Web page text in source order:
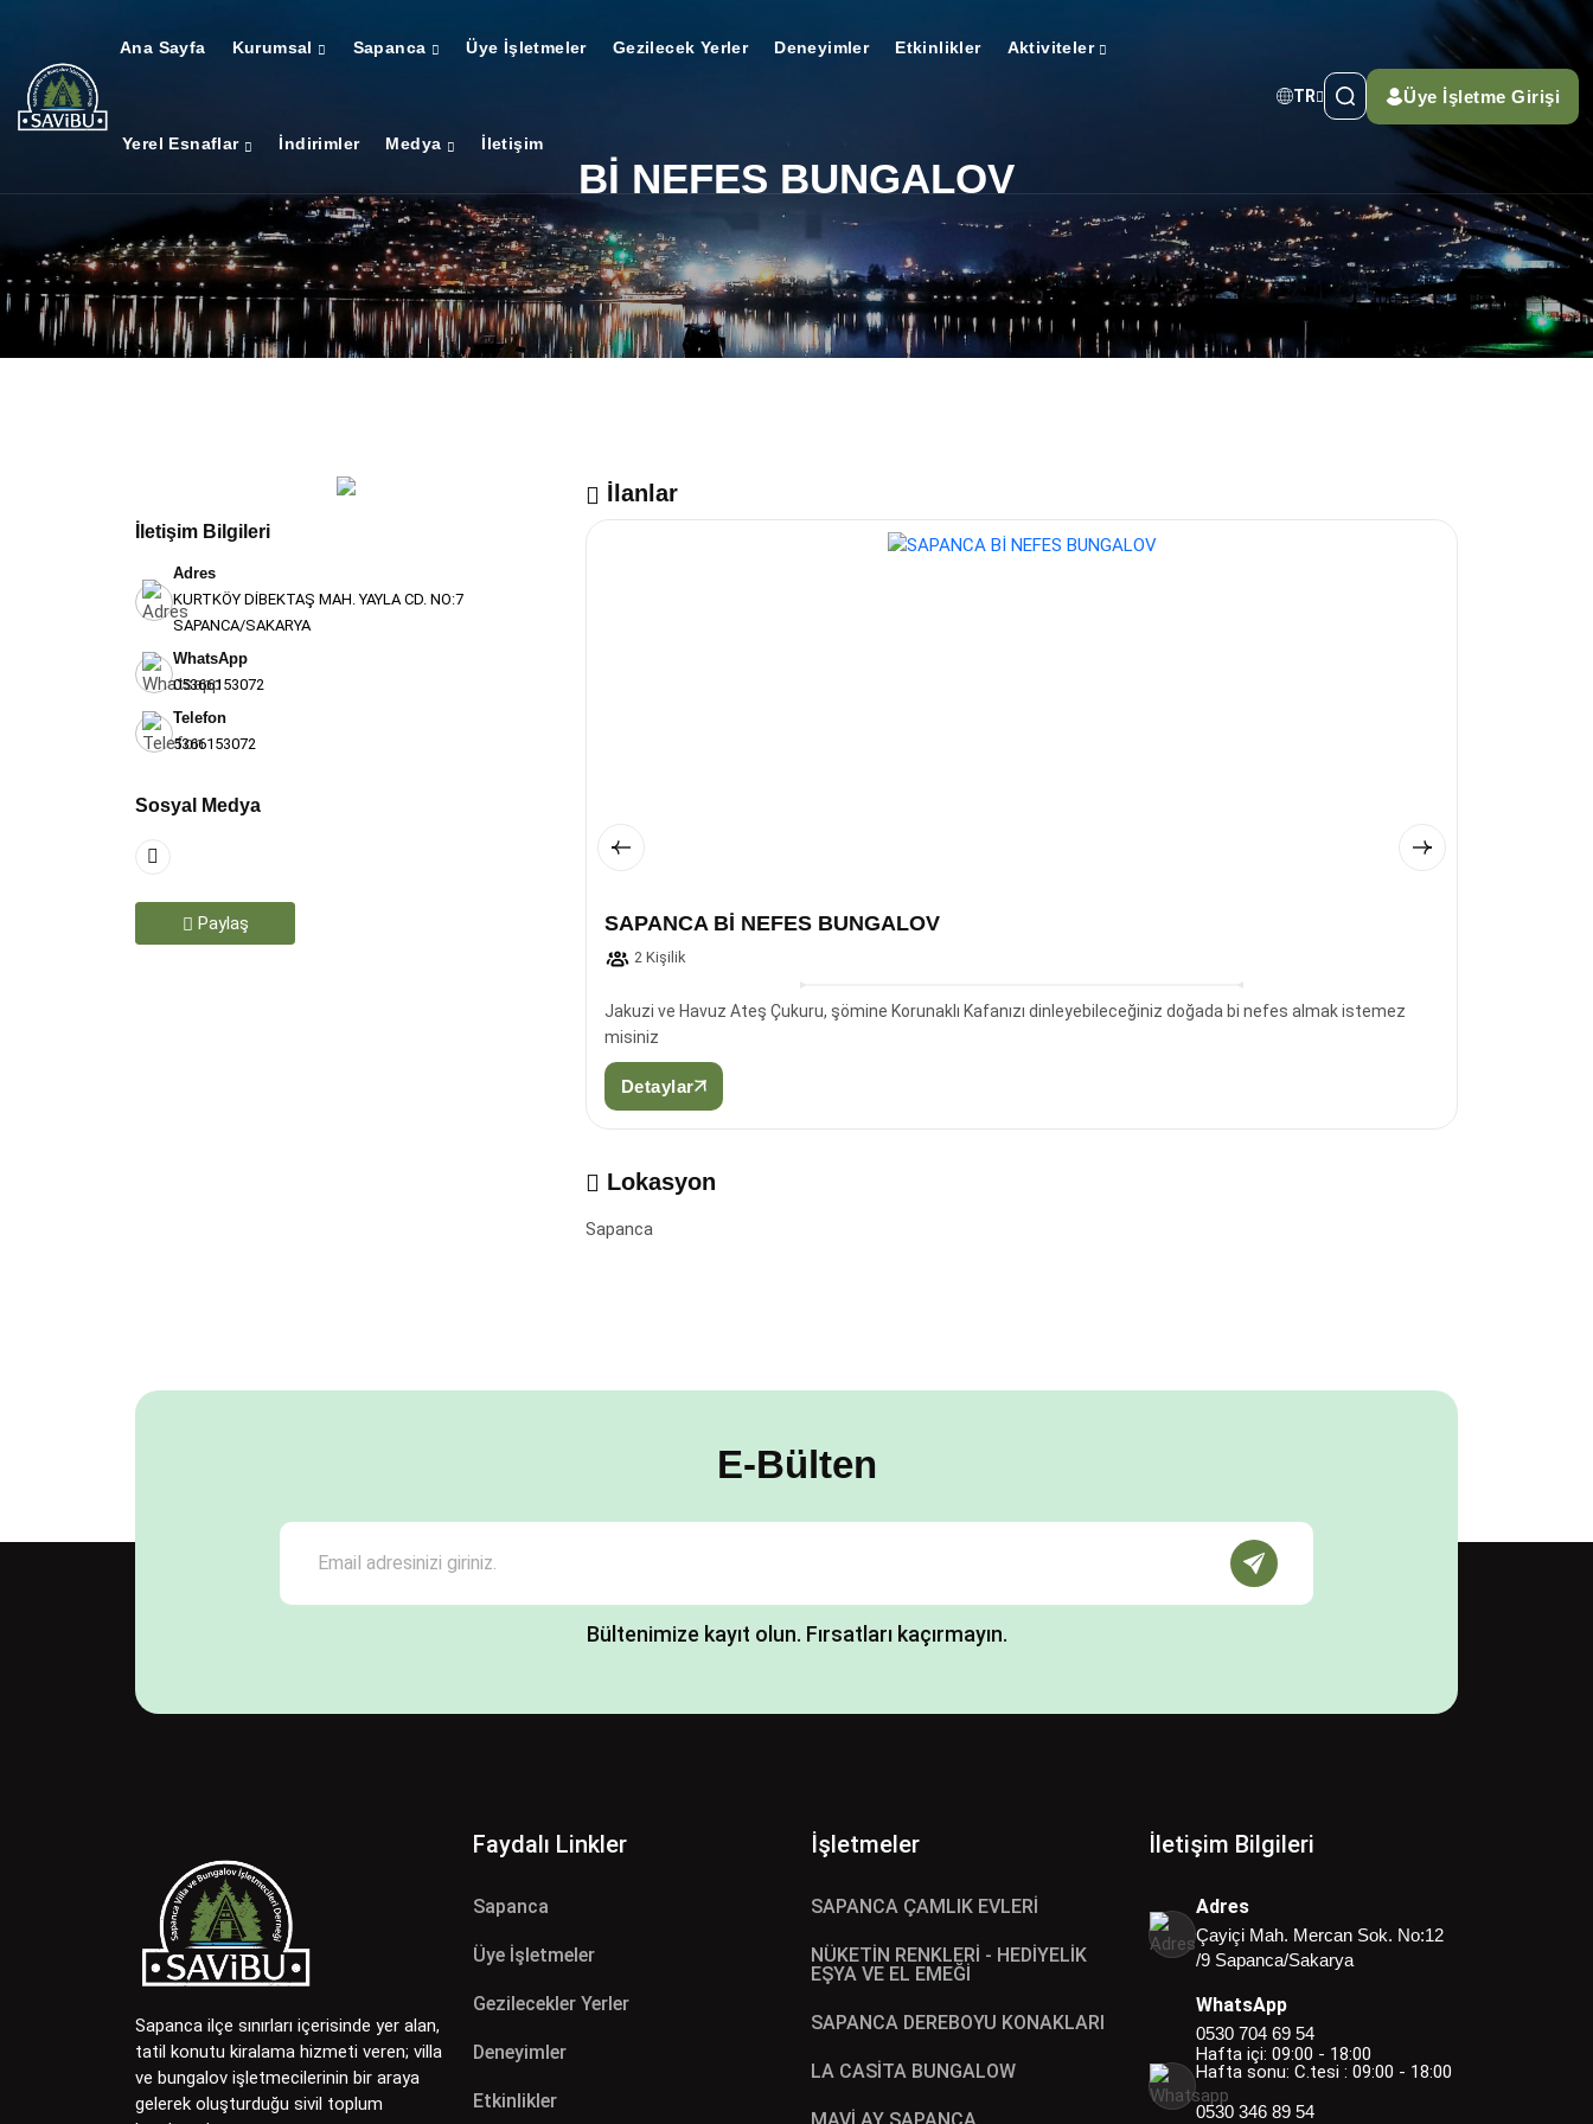
Ana Sayfa Kurumsal Sapanca Üye İşletmeler Gezilecek Yerler Deneyimler Etkinlikler Aktiviteler
Yerel Esnaflar İndirimler Medya İletişim
TR Üye İşletme Girişi
Bİ NEFES BUNGALOV
İletişim Bilgileri
Adres
KURTKÖY DİBEKTAŞ MAH. YAYLA CD. NO:7
SAPANCA/SAKARYA
WhatsApp
05366153072
Telefon
5366153072
Sosyal Medya
Paylaş
Teşekkür Ederiz
İlanlar
SAPANCA Bİ NEFES BUNGALOV
2 Kişilik
Jakuzi ve Havuz Ateş Çukuru, şömine Korunaklı Kafanızı dinleyebileceğiniz doğada bi nefes almak istemez
misiniz
Detaylar
Lokasyon
Sapanca
E-Bülten
Bültenimize kayıt olun. Fırsatları kaçırmayın.
Sapanca ilçe sınırları içerisinde yer alan,
tatil konutu kiralama hizmeti veren; villa
ve bungalov işletmecilerinin bir araya
gelerek oluşturduğu sivil toplum
Faydalı Linkler
Sapanca
Üye İşletmeler
Gezilecekler Yerler
Deneyimler
Etkinlikler
İşletmeler
SAPANCA ÇAMLIK EVLERİ
NÜKETİN RENKLERİ - HEDİYELİK
EŞYA VE EL EMEĞİ
SAPANCA DEREBOYU KONAKLARI
LA CASİTA BUNGALOW
MAVİ AY SAPANCA
İletişim Bilgileri
Adres
Çayiçi Mah. Mercan Sok. No:12
/9 Sapanca/Sakarya
WhatsApp
0530 704 69 54
Hafta içi: 09:00 - 18:00
Hafta sonu: C.tesi : 09:00 - 18:00
0530 346 89 54